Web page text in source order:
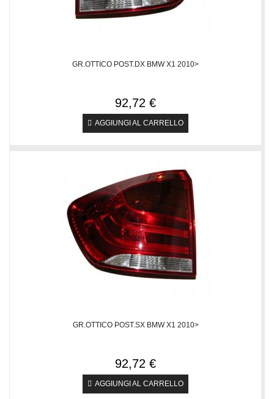
GR.OTTICO POST.DX BMW X1 2010>
92,72 €
AGGIUNGI AL CARRELLO
GR.OTTICO POST.SX BMW X1 2010>
92,72 €
AGGIUNGI AL CARRELLO